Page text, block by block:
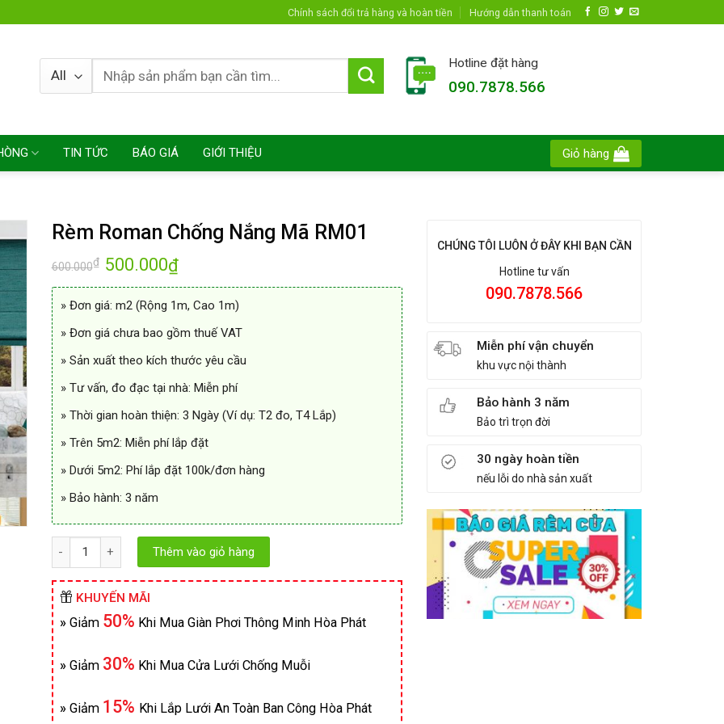
Chính sách đổi trả hàng và hoàn tiền Hướng dẫn thanh toán
Hotline đặt hàng
090.7878.566
TIN TỨC BÁO GIÁ GIỚI THIỆU Giỏ hàng
Rèm Roman Chống Nắng Mã RM01
600.000₫ Giá
gốc
500.000₫Giá
hiện
500.000₫.
» Đơn giá: m2 (Rộng 1m, Cao 1m)
» Đơn giá chưa bao gồm thuế VAT
» Sản xuất theo kích thước yêu cầu
» Tư vấn, đo đạc tại nhà: Miễn phí
» Thời gian hoàn thiện: 3 Ngày (Ví dụ: T2 đo, T4 Lắp)
» Trên 5m2: Miễn phí lắp đặt
» Dưới 5m2: Phí lắp đặt 100k/đơn hàng
» Bảo hành: 3 năm
Số lượng Thêm vào giỏ hàng
KHUYẾN MÃI
»Giảm 50% Khi Mua Giàn Phơi Thông Minh Hòa Phát
»Giảm 30% Khi Mua Cửa Lưới Chống Muỗi
»Giảm 15% Khi Lắp Lưới An Toàn Ban Công Hòa Phát
CHÚNG TÔI LUÔN Ở ĐÂY KHI BẠN CẦN
Hotline tư vấn
090.7878.566
Miễn phí vận chuyển
khu vực nội thành
Bảo hành 3 năm
Bảo trì trọn đời
30 ngày hoàn tiền
nếu lỗi do nhà sản xuất